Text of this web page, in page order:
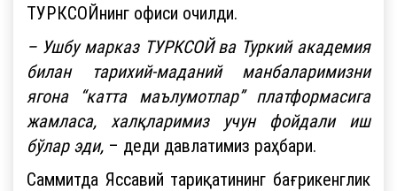
ТУРКСОЙнинг офиси очилди.
– Ушбу марказ ТУРКСОЙ ва Туркий академия
билан тарихий-маданий манбаларимизни
ягона “катта маълумотлар” платформасига
жамласа, халқларимиз учун фойдали иш
бўлар эди, – деди давлатимиз раҳбари.
Саммитда Яссавий тариқатининг бағрикенглик